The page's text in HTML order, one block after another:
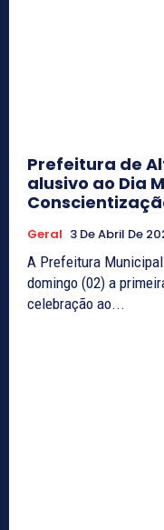
Prefeitura de
alusivo ao Dia
Geral 3 De Abril De
A Prefeitura
domingo (02) a
celebração ao...